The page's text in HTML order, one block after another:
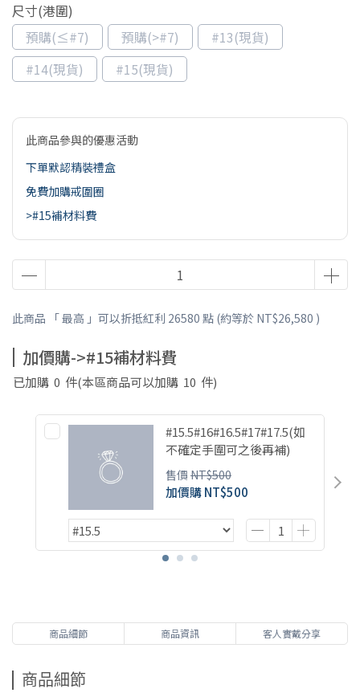
尺寸(港圍)
預購(≤#7)
預購(>#7)
#13(現貨)
#14(現貨)
#15(現貨)
此商品參與的優惠活動
下單默認精裝禮盒
免費加購戒圍圈
>#15補材料費
此商品 「 最高 」可以折抵紅利 26580 點 (約等於 NT$26,580 )
加價購->#15補材料費
已加購 0 件(本區商品可以加購 10 件)
#15.5#16#16.5#17#17.5(如
不確定手圍可之後再補)
售價 NT$500
加價購NT$500
商品細節 商品資訊 客人實戴分享
商品細節